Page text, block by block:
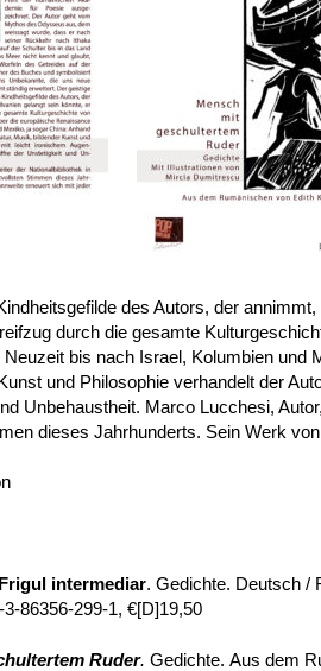
des Autors, der
durch die gesamte
bis nach Israel, Kolumbien und
und Philosophie verhandelt der
Unbehaustheit. Marco Lucchesi,
dieses Jahrhunderts. Sein Werk
intermediar. Gedichte. Deutsch /
86356-299-1, €[D]19,50
Ruder. Gedichte. Aus dem